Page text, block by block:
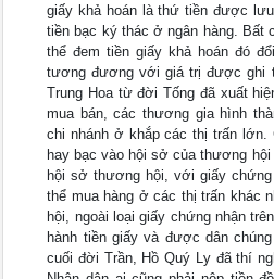
giấy khả hoán là thứ tiền được
tiền bạc ký thác ở ngân hàng. Bất
thể đem tiền giấy khả hoán đó
tương đương với giá trị được ghi
Trung Hoa từ đời Tống đã xuất
mua bán, các thương gia hình
chi nhánh ở khắp các thị trấn
hay bạc vào hội sở của thương
hội sở thương hội, với giấy
thể mua hàng ở các thị trấn khác
hội, ngoài loại giấy chứng nhận
hành tiền giấy và được dân
cuối đời Trần, Hồ Quý Ly đã thí